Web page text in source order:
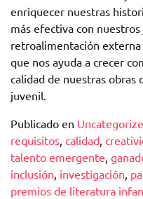
enriquecer nuestras
más efectiva con
retroalimentación
que nos ayuda a crecer
calidad de nuestras
juvenil.
Publicado en
requisitos, calidad,
talento emergente,
inclusión, investigación,
premios de literatura